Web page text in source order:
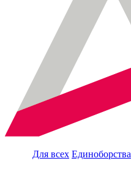
Для всех Единоборства